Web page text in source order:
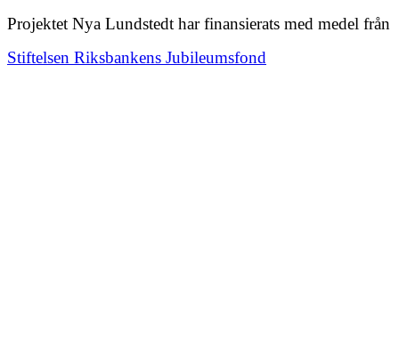
Projektet Nya Lundstedt har finansierats med medel från
Stiftelsen Riksbankens Jubileumsfond